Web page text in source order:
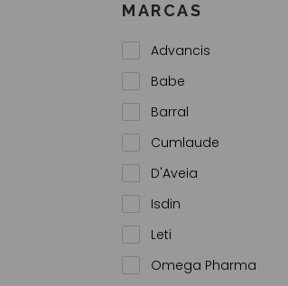
MARCAS
Advancis
Babe
Barral
Cumlaude
D'Aveia
Isdin
Leti
Omega Pharma